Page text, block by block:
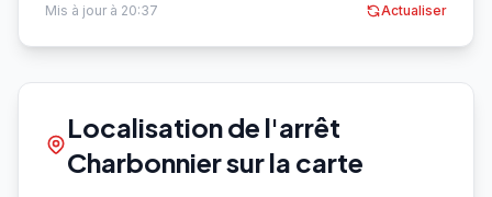
Mis à jour à 20:37 Actualiser
Localisation de l'arrêt
Charbonnier sur la carte